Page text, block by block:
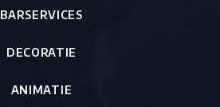
BARSERVICES
DECORATIE
ANIMATIE